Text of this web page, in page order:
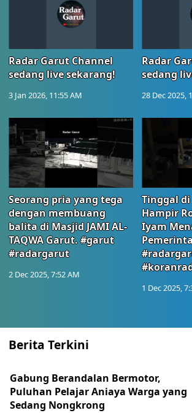
Radar Garut Channel
sedang live sekarang!
3 Jan 2026, 11:55 AM
Radar
sedang
28 Dec 2025,
Seorang pria yang tega
dengan membuang
balita di Masjid JAMI AL-
TAQWA Garut. #garut
#radargarut
2 Dec 2025, 7:52 AM
Tinggal
Hampir
Iyam
1 Dec 2025,
Berita Terkini
Gabung Berandalan Bermotor,
Puluhan Pelajar Aniaya Warga yang
Sedang Nongkrong